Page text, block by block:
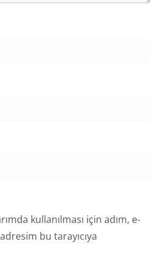
kullanılması için adım, e-
bu tarayıcıya